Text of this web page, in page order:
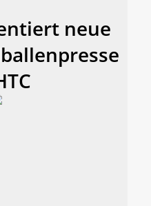
neue